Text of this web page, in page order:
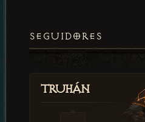
SEGUIDORES
Truhán